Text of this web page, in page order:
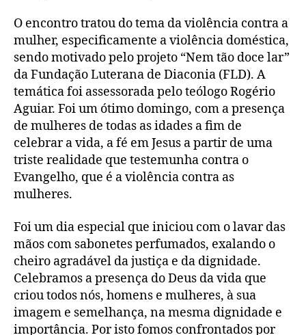
O encontro tratou do tema da violência contra a
mulher, especificamente a violência doméstica,
sendo motivado pelo projeto “Nem tão doce lar”
da Fundação Luterana de Diaconia (FLD). A
temática foi assessorada pelo teólogo Rogério
Aguiar. Foi um ótimo domingo, com a presença
de mulheres de todas as idades a fim de
celebrar a vida, a fé em Jesus a partir de uma
triste realidade que testemunha contra o
Evangelho, que é a violência contra as
mulheres.
Foi um dia especial que iniciou com o lavar das
mãos com sabonetes perfumados, exalando o
cheiro agradável da justiça e da dignidade.
Celebramos a presença do Deus da vida que
criou todos nós, homens e mulheres, à sua
imagem e semelhança, na mesma dignidade e
importância. Por isto fomos confrontados por